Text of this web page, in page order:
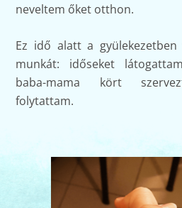
neveltem őket otthon.
Ez idő alatt a gyülekezetben
munkát: időseket
baba-mama kört
folytattam.